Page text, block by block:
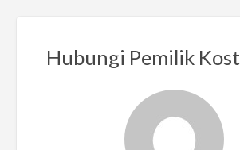
Hubungi Pemilik Kost